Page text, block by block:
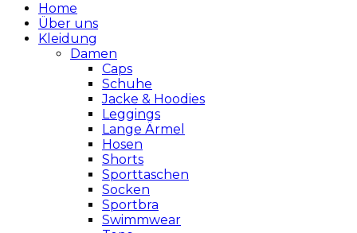
Home
Über uns
Kleidung
Damen
Caps
Schuhe
Jacke & Hoodies
Leggings
Lange Ärmel
Hosen
Shorts
Sporttaschen
Socken
Sportbra
Swimmwear